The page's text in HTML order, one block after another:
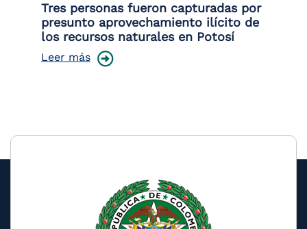
Tres personas fueron capturadas por
presunto aprovechamiento ilícito de
los recursos naturales en Potosí
Leer más